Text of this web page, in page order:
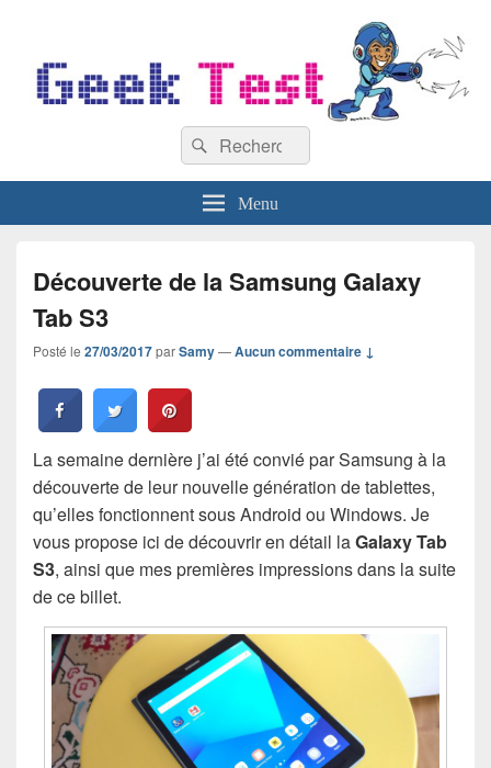
Recherche :
Rechercher
Menu
Découverte de la Samsung Galaxy
Tab S3
Posté le 27/03/2017parSamy—Aucun commentaire ↓
La semaine dernière j’ai été convié par Samsung à la
découverte de leur nouvelle génération de tablettes,
qu’elles fonctionnent sous Android ou Windows. Je
vous propose ici de découvrir en détail laGalaxy Tab
S3, ainsi que mes premières impressions dans la suite
de ce billet.